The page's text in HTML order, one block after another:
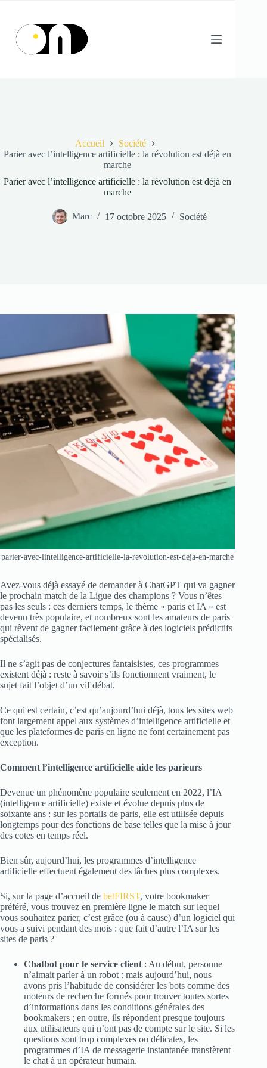
contenu
Accueil
Société
Parier avec l’intelligence artificielle : la révolution est déjà en
marche
Parier avec l’intelligence artificielle : la révolution est déjà en
marche
Marc 17 octobre 2025 Société
parier-avec-lintelligence-artificielle-la-revolution-est-deja-en-marche
Avez-vous déjà essayé de demander à ChatGPT qui va gagner
le prochain match de la Ligue des champions ? Vous n’êtes
pas les seuls : ces derniers temps, le thème « paris et IA » est
devenu très populaire, et nombreux sont les amateurs de paris
qui rêvent de gagner facilement grâce à des logiciels prédictifs
spécialisés.
Il ne s’agit pas de conjectures fantaisistes, ces programmes
existent déjà : reste à savoir s’ils fonctionnent vraiment, le
sujet fait l’objet d’un vif débat.
Ce qui est certain, c’est qu’aujourd’hui déjà, tous les sites web
font largement appel aux systèmes d’intelligence artificielle et
que les plateformes de paris en ligne ne font certainement pas
exception.
Comment l’intelligence artificielle aide les parieurs
Devenue un phénomène populaire seulement en 2022, l’IA
(intelligence artificielle) existe et évolue depuis plus de
soixante ans : sur les portails de paris, elle est utilisée depuis
longtemps pour des fonctions de base telles que la mise à jour
des cotes en temps réel.
Bien sûr, aujourd’hui, les programmes d’intelligence
artificielle effectuent également des tâches plus complexes.
Si, sur la page d’accueil de betFIRST, votre bookmaker
préféré, vous trouvez en première ligne le match sur lequel
vous souhaitez parier, c’est grâce (ou à cause) d’un logiciel qui
vous a suivi pendant des mois : que fait d’autre l’IA sur les
sites de paris ?
Chatbot pour le service client : Au début, personne
n’aimait parler à un robot : mais aujourd’hui, nous
avons pris l’habitude de considérer les bots comme des
moteurs de recherche formés pour trouver toutes sortes
d’informations dans les conditions générales des
bookmakers ; en outre, ils répondent presque toujours
aux utilisateurs qui n’ont pas de compte sur le site. Si les
questions sont trop complexes ou délicates, les
programmes d’IA de messagerie instantanée transfèrent
le chat à un opérateur humain.